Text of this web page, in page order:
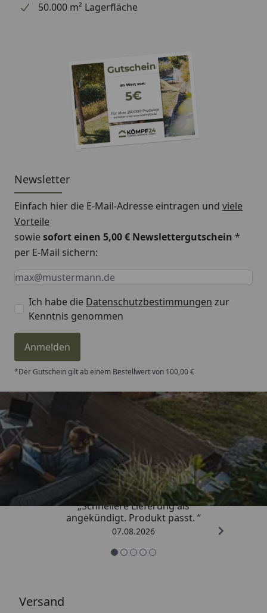
50.000 m² Lagerfläche
Newsletter
Einfach hier die E-Mail-Adresse eintragen und viele
Vorteile
sowiesofort einen 5,00 € Newslettergutschein *
per E-Mail sichern:
Keine Eingabe erforderlich
Eingabe erforderlich
E-Mail *
Ich habe die Datenschutzbestimmungen zur
Kenntnis genommen
Anmelden
*Der Gutschein gilt ab einem Bestellwert von 100,00 €
Trusted Shops
4,81/ 5
„Schnellere Lieferung als
angekündigt. Produkt passt. “
07.08.2026
Versand